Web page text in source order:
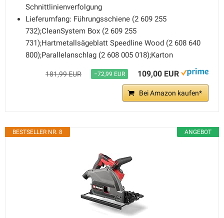
Schnittlinienverfolgung
Lieferumfang: Führungsschiene (2 609 255
732);CleanSystem Box (2 609 255
731);Hartmetallsägeblatt Speedline Wood (2 608 640
800);Parallelanschlag (2 608 005 018);Karton
181,99 EUR −72,99 EUR 109,00 EUR
Bei Amazon kaufen*
ANGEBOT
BESTSELLER NR. 8